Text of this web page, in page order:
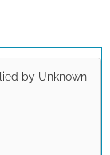
by Unknown
Please
valid